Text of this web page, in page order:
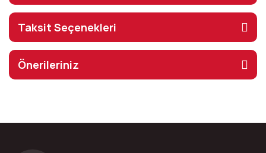
Taksit Seçenekleri
Önerileriniz